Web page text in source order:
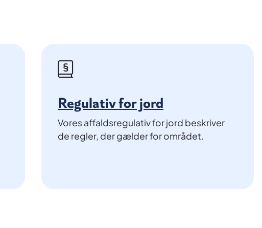
Regulativ for jord
Vores affaldsregulativ for jord beskriver
de regler, der gælder for området.